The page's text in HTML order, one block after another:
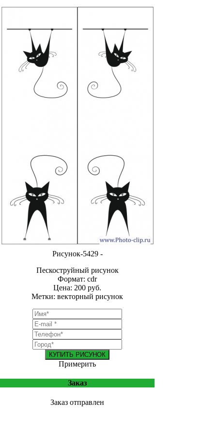
Рисунок-5429 -
Пескоструйный рисунок
Формат: cdr
Цена: 200 руб.
Метки: векторный рисунок
КУПИТЬ РИСУНОК
Примерить
Заказ
Заказ отправлен